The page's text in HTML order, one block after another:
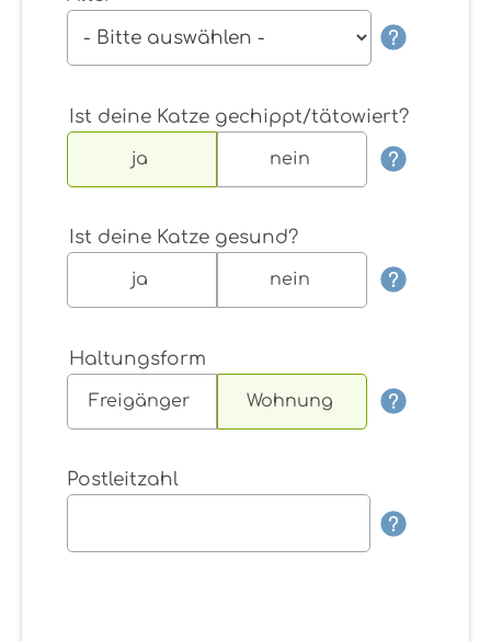
Ist deine Katze gechippt/tätowiert?
ja nein
Ist deine Katze gesund?
ja nein
Haltungsform
Freigänger Wohnung
Postleitzahl